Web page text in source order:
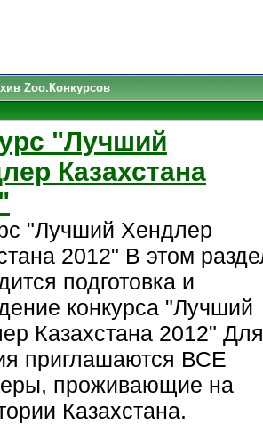
Zoo.Конкурсов
"Лучший
Казахстана
"Лучший Хендлер
2012" В этом
подготовка и
конкурса "Лучший
Казахстана 2012" Для
приглашаются ВСЕ
проживающие на
Казахстана.